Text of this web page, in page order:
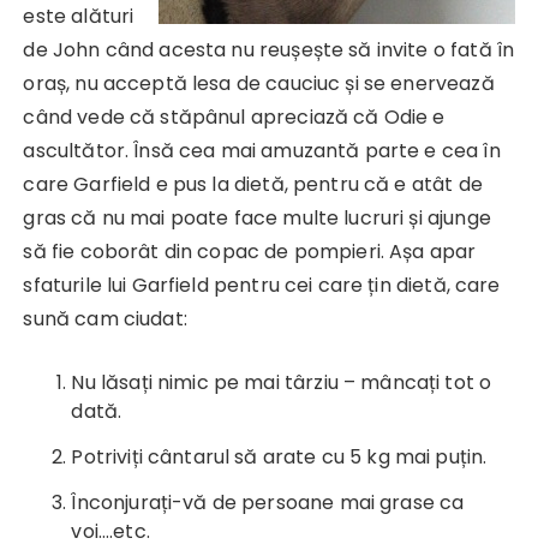
este alături
de John când acesta nu reușește să invite o fată în
oraș, nu acceptă lesa de cauciuc și se enervează
când vede că stăpânul apreciază că Odie e
ascultător. Însă cea mai amuzantă parte e cea în
care Garfield e pus la dietă, pentru că e atât de
gras că nu mai poate face multe lucruri și ajunge
să fie coborât din copac de pompieri. Așa apar
sfaturile lui Garfield pentru cei care țin dietă, care
sună cam ciudat:
Nu lăsați nimic pe mai târziu – mâncați tot o
dată.
Potriviți cântarul să arate cu 5 kg mai puțin.
Înconjurați-vă de persoane mai grase ca
voi….etc.